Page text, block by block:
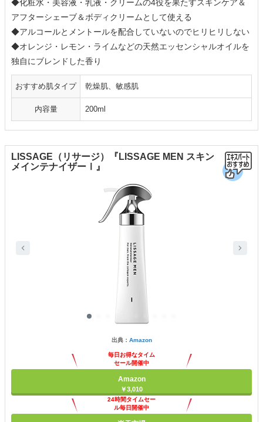
◆化粧水・美容液・乳液・クリームの4役を果たすスキンケア＆
アフターシェーブ＆ボディクリームとして使える
◆アルコールとメントールを配合していないのでヒリヒリしない
◆オレンジ・レモン・ライムなどの天然エッセンシャルオイルを
独自にブレンドした香り
おすすめ肌タイプ 乾燥肌、敏感肌
内容量 200ml
LISSAGE（リサージ）『LISSAGE MEN スキン
メインテナイザーⅠ』
出典： Amazon
毎日お得なタイム
セール開催中
Amazon
￥3,010
24時間タイムセー
ル毎日開催中